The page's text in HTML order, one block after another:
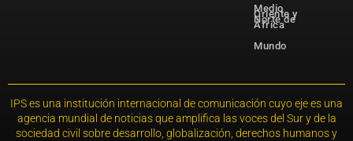
Medio
Oriente y
Norte de
África
Mundo
IPS es una institución internacional de comunicación cuyo eje es una
agencia mundial de noticias que amplifica las voces del Sur y de la
sociedad civil sobre desarrollo, globalización, derechos humanos y